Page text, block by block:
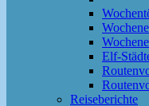
Elf-
Reiseberichte